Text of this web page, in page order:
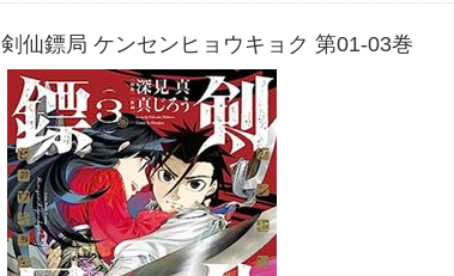
剣仙鏢局 ケンセンヒョウキョク 第01-03巻